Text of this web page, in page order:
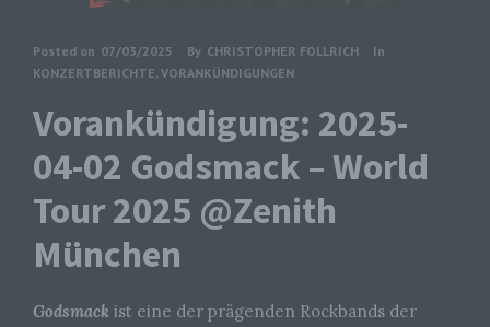
Posted on 07/03/2025 By CHRISTOPHER FOLLRICH
In
KONZERTBERICHTE, VORANKÜNDIGUNGEN
Vorankündigung: 2025-
04-02 Godsmack – World
Tour 2025 @Zenith
München
Godsmack ist eine der prägenden Rockbands der